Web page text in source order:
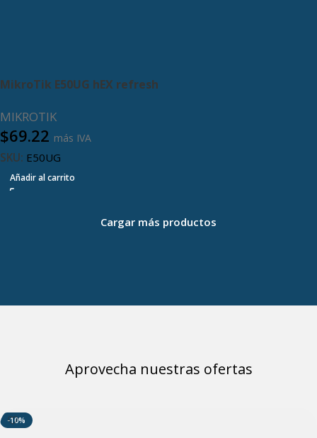
MikroTik E50UG hEX refresh
MIKROTIK
$69.22 más IVA
SKU: E50UG
Añadir al carrito
Cargar más productos
Aprovecha nuestras ofertas
-10%